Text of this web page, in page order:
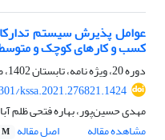
عوامل پذیرش سیستم
کسب و کارهای کوچک و
دوره 20، ویژه نامه، تابستان 1402، صفحه
kssa.2021.276821.1424
مهدی حسین‌پور، بهاره فتحی ظلم
مشاهده مقاله
اصل مقاله